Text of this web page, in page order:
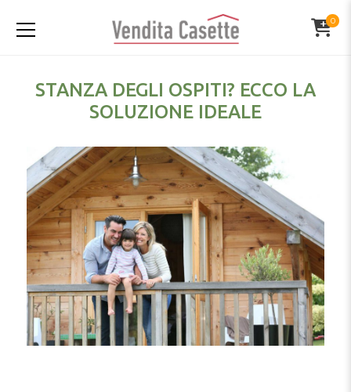
0
STANZA DEGLI OSPITI? ECCO LA
SOLUZIONE IDEALE